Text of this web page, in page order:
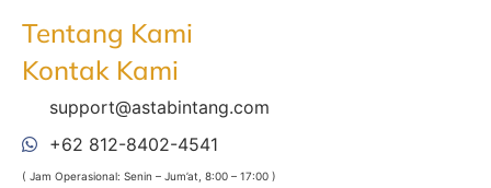
Tentang Kami
Kontak Kami
support@astabintang.com
+62 812-8402-4541
( Jam Operasional: Senin – Jum’at, 8:00 – 17:00 )